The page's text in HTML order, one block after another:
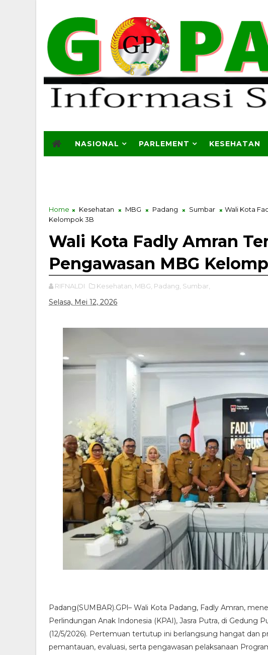
NASIONAL PARLEMENT KESEHATAN
Home Kesehatan MBG Padang Sumbar
Wali Kota
Kelompok 3B
Wali Kota Fadly Amran
Pengawasan MBG
RIFNALDI Kesehatan, MBG, Padang, Sumbar,
Selasa, Mei 12, 2026
Padang(SUMBAR).GPl– Wali Kota Padang, Fadly Amran,
Perlindungan Anak Indonesia (KPAI), Jasra Putra, di Gedung
(12/5/2026). Pertemuan tertutup ini berlangsung hangat dan
pemantauan, evaluasi, serta pengawasan pelaksanaan